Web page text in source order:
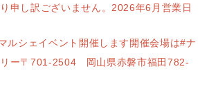
申し訳ございません。2026年6月営業日
ルシェイベント開催します開催会場は#ナ
ー〒701-2504 岡山県赤磐市福田782-